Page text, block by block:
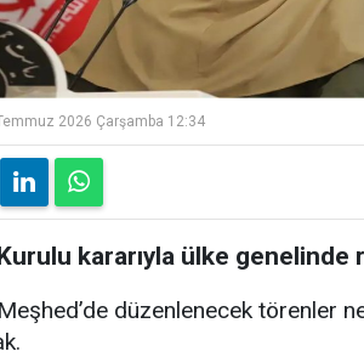
2026 Çarşamba 12:34
kararıyla ülke genelinde
düzenlenecek törenler